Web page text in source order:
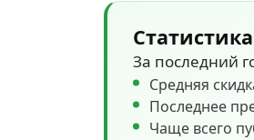
За последний
Средняя
Последнее
Чаще всего